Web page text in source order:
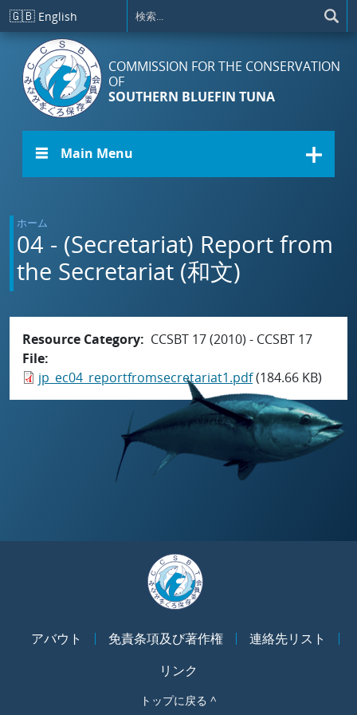
メインコンテンツに移動
🇬🇧 English
COMMISSION FOR THE CONSERVATION
OF
SOUTHERN BLUEFIN TUNA
☰ Main Menu
ホーム
04 - (Secretariat) Report from
the Secretariat (和文)
Resource Category
CCSBT 17 (2010) - CCSBT 17
File
jp_ec04_reportfromsecretariat1.pdf(184.66 KB)
アバウト 免責条項及び著作権
連絡先リスト
リンク
トップに戻る ^